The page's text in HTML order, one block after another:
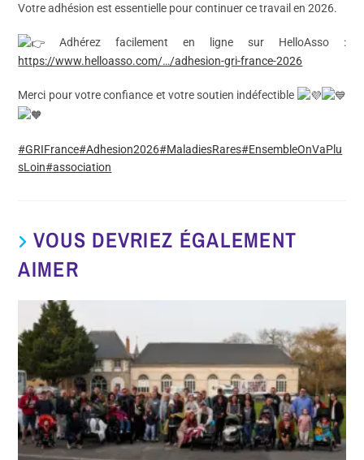
Votre adhésion est essentielle pour continuer ce travail en 2026.
Adhérez facilement en ligne sur HelloAsso :
https://www.helloasso.com/…/adhesion-gri-france-2026
Merci pour votre confiance et votre soutien indéfectible
#GRIFrance#Adhesion2026#MaladiesRares#EnsembleOnVaPlu
sLoin#association
VOUS DEVRIEZ ÉGALEMENT
AIMER